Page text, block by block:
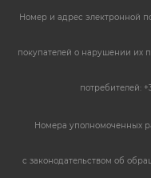
Номер и адрес электронной
покупателей о нарушении их
потребителей:
Номера уполномоченных
с законодательством об